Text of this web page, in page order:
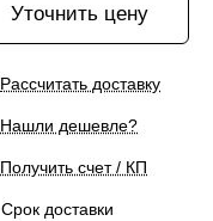
Уточнить цену
Рассчитать доставку
Нашли дешевле?
Получить счет / КП
Срок доставки